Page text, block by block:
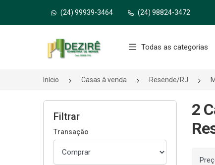
(24) 99939-3464 (24) 98824-3472
Página inicial
Todas as categorias
Início Casas à venda Resende/RJ
Filtrar
Transação
2